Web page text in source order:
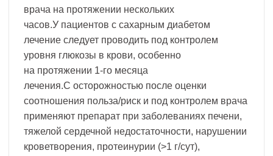
врача на протяжении нескольких
часов.У пациентов с сахарным диабетом
лечение следует проводить под контролем
уровня глюкозы в крови, особенно
на протяжении 1-го месяца
лечения.С осторожностью после оценки
соотношения польза/риск и под контролем врача
применяют препарат при заболеваниях печени,
тяжелой сердечной недостаточности, нарушении
кроветворения, протеинурии (>1 г/сут),